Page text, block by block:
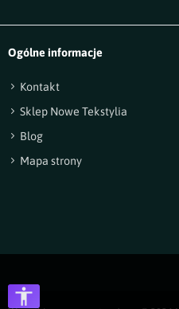
Ogólne informacje
Kontakt
Sklep Nowe Tekstylia
Blog
Mapa strony